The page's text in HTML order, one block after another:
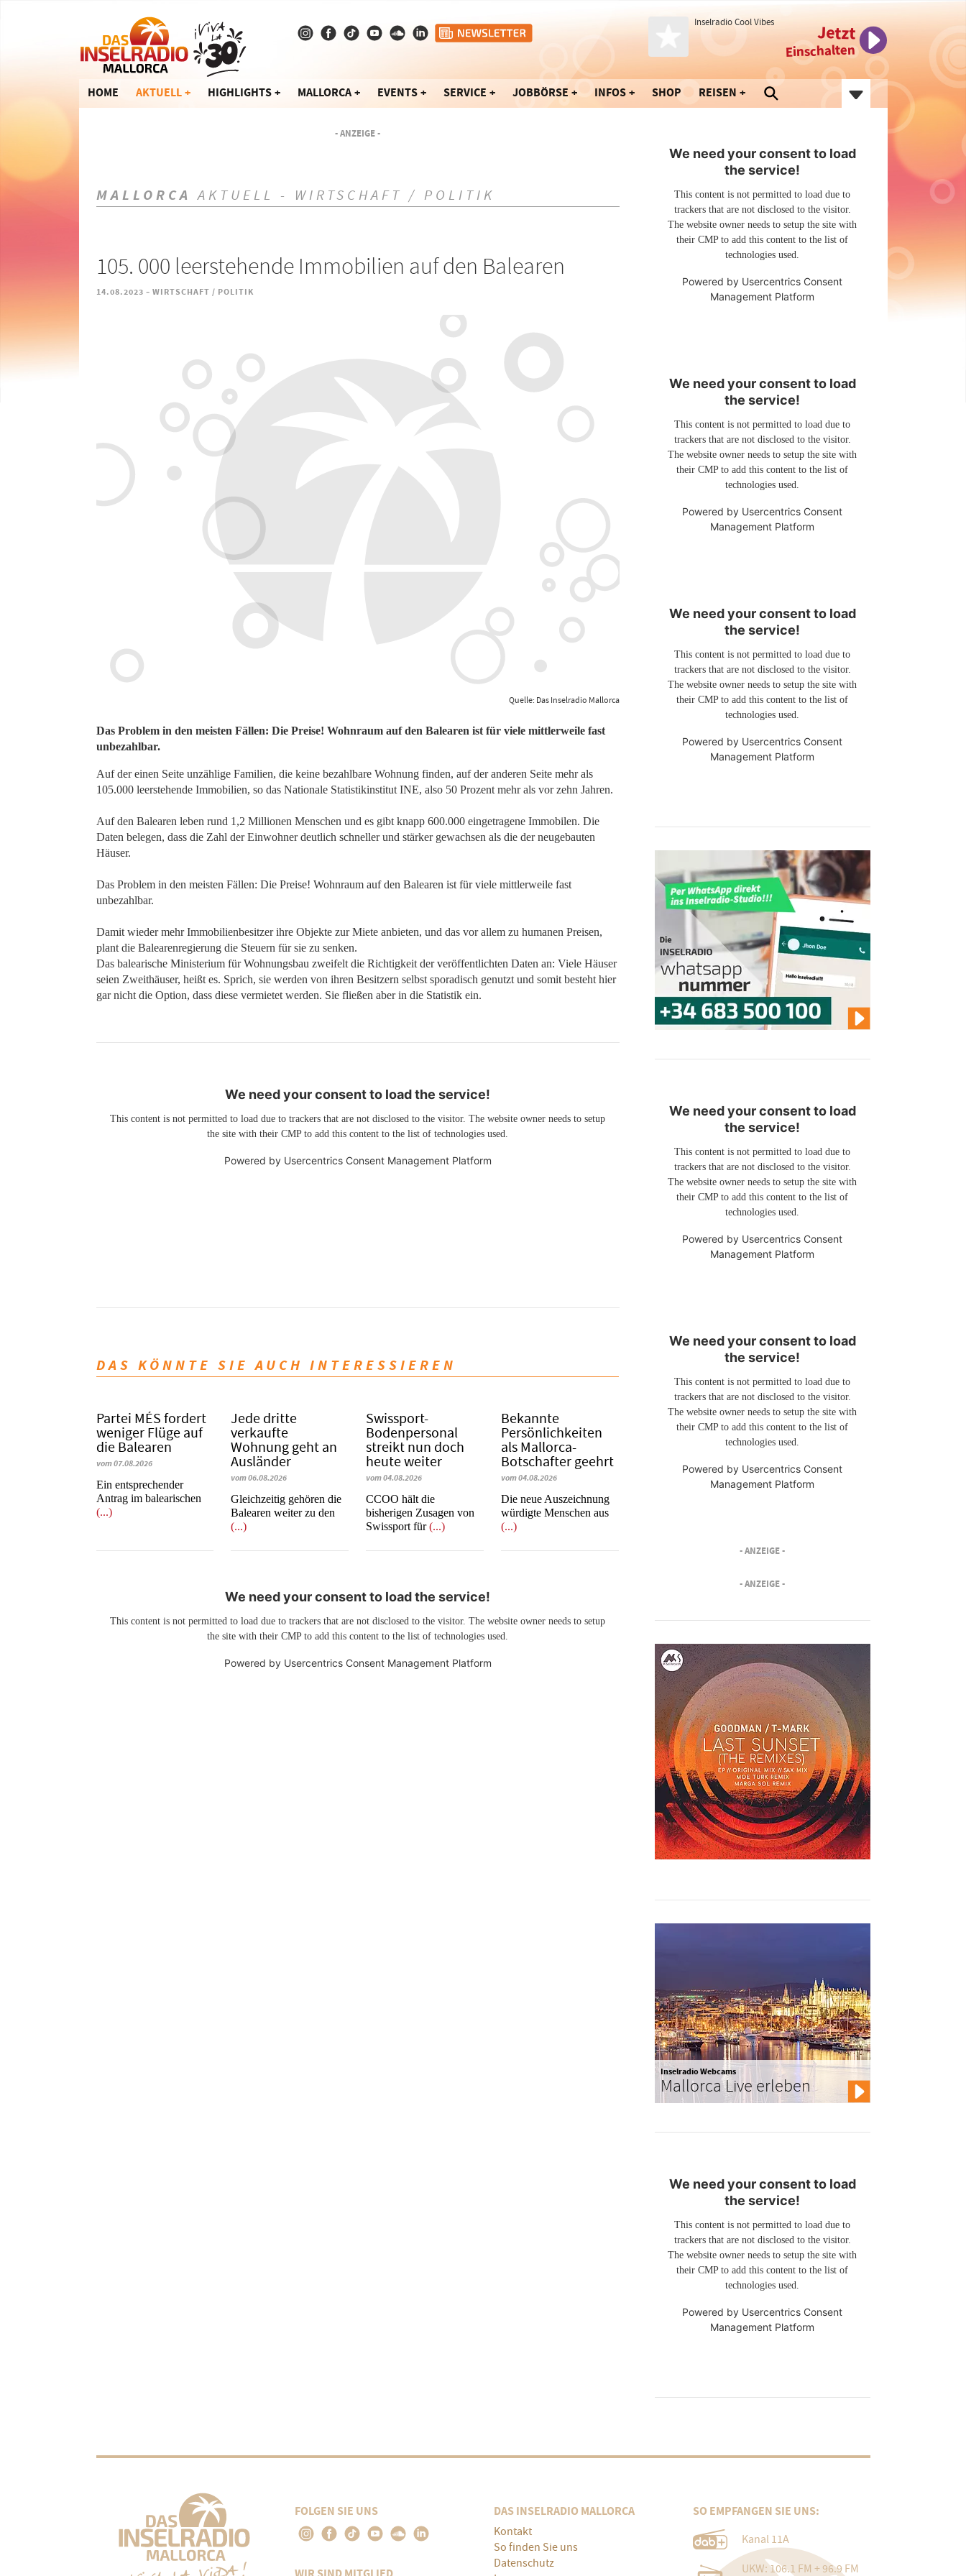
Inselradio Cool Vibes Jetzt
Einschalten
HOME AKTUELL HIGHLIGHTS MALLORCA EVENTS SERVICE JOBBÖRSE INFOS SHOP REISEN
- ANZEIGE -
MALLORCA AKTUELL - WIRTSCHAFT / POLITIK
105. 000 leerstehende Immobilien auf den Balearen
14.08.2023 - WIRTSCHAFT / POLITIK
Quelle: Das Inselradio Mallorca
Das Problem in den meisten Fällen: Die Preise! Wohnraum auf den Balearen ist für viele mittlerweile fast
unbezahlbar.
Auf der einen Seite unzählige Familien, die keine bezahlbare Wohnung finden, auf der anderen Seite mehr als
105.000 leerstehende Immobilien, so das Nationale Statistikinstitut INE, also 50 Prozent mehr als vor zehn Jahren.
Auf den Balearen leben rund 1,2 Millionen Menschen und es gibt knapp 600.000 eingetragene Immobilen. Die
Daten belegen, dass die Zahl der Einwohner deutlich schneller und stärker gewachsen als die der neugebauten
Häuser.
Das Problem in den meisten Fällen: Die Preise! Wohnraum auf den Balearen ist für viele mittlerweile fast
unbezahlbar.
Damit wieder mehr Immobilienbesitzer ihre Objekte zur Miete anbieten, und das vor allem zu humanen Preisen,
plant die Balearenregierung die Steuern für sie zu senken.
Das balearische Ministerium für Wohnungsbau zweifelt die Richtigkeit der veröffentlichten Daten an: Viele Häuser
seien Zweithäuser, heißt es. Sprich, sie werden von ihren Besitzern selbst sporadisch genutzt und somit besteht hier
gar nicht die Option, dass diese vermietet werden. Sie fließen aber in die Statistik ein.
We need your consent to load the service!
This content is not permitted to load due to trackers that are not disclosed to the visitor. The website owner needs to setup
the site with their CMP to add this content to the list of technologies used.
Powered by Usercentrics Consent Management Platform
DAS KÖNNTE SIE AUCH INTERESSIEREN
Partei MÉS fordert
weniger Flüge auf
die Balearen
vom 07.08.2026
Ein entsprechender
Antrag im balearischen
(...)
Jede dritte
verkaufte
Wohnung geht an
Ausländer
vom 06.08.2026
Gleichzeitig gehören die
Balearen weiter zu den
(...)
Swissport-
Bodenpersonal
streikt nun doch
heute weiter
vom 04.08.2026
CCOO hält die
bisherigen Zusagen von
Swissport für(...)
Bekannte
Persönlichkeiten
als Mallorca-
Botschafter geehrt
vom 04.08.2026
Die neue Auszeichnung
würdigte Menschen aus
(...)
We need your consent to load the service!
This content is not permitted to load due to trackers that are not disclosed to the visitor. The website owner needs to setup
the site with their CMP to add this content to the list of technologies used.
Powered by Usercentrics Consent Management Platform
We need your consent to load
the service!
This content is not permitted to load due to
trackers that are not disclosed to the visitor.
The website owner needs to setup the site with
their CMP to add this content to the list of
technologies used.
Powered by Usercentrics Consent
Management Platform
We need your consent to load
the service!
This content is not permitted to load due to
trackers that are not disclosed to the visitor.
The website owner needs to setup the site with
their CMP to add this content to the list of
technologies used.
Powered by Usercentrics Consent
Management Platform
We need your consent to load
the service!
This content is not permitted to load due to
trackers that are not disclosed to the visitor.
The website owner needs to setup the site with
their CMP to add this content to the list of
technologies used.
Powered by Usercentrics Consent
Management Platform
We need your consent to load
the service!
This content is not permitted to load due to
trackers that are not disclosed to the visitor.
The website owner needs to setup the site with
their CMP to add this content to the list of
technologies used.
Powered by Usercentrics Consent
Management Platform
We need your consent to load
the service!
This content is not permitted to load due to
trackers that are not disclosed to the visitor.
The website owner needs to setup the site with
their CMP to add this content to the list of
technologies used.
Powered by Usercentrics Consent
Management Platform
- ANZEIGE -
- ANZEIGE -
Inselradio Webcams
Mallorca Live erleben
We need your consent to load
the service!
This content is not permitted to load due to
trackers that are not disclosed to the visitor.
The website owner needs to setup the site with
their CMP to add this content to the list of
technologies used.
Powered by Usercentrics Consent
Management Platform
FOLGEN SIE UNS DAS INSELRADIO MALLORCA
Kontakt
So finden Sie uns
Datenschutz
SO EMPFANGEN SIE UNS:
Kanal 11A
UKW: 106.1 FM + 96.9 FM